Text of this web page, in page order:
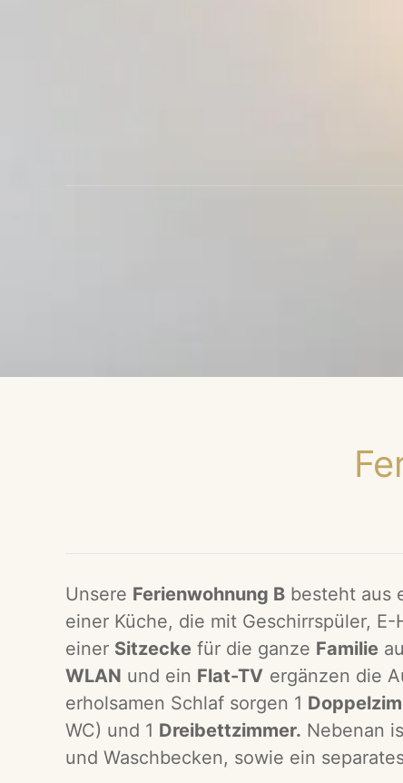
Unsere Ferienwohnung B besteht aus
einer Küche, die mit Geschirrspüler,
einer Sitzecke für die ganze Familie
WLAN und ein Flat-TV ergänzen die
erholsamen Schlaf sorgen 1
WC) und 1 Dreibettzimmer. Nebenan
und Waschbecken, sowie ein